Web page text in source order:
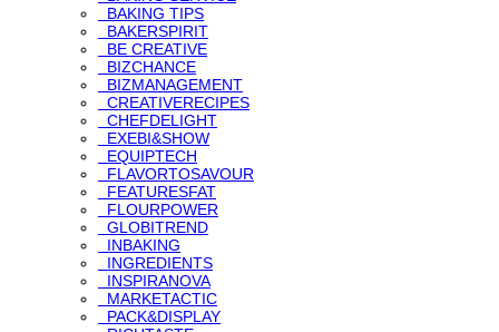
BAKING TIPS
BAKERSPIRIT
BE CREATIVE
BIZCHANCE
BIZMANAGEMENT
CREATIVERECIPES
CHEFDELIGHT
EXEBI&SHOW
EQUIPTECH
FLAVORTOSAVOUR
FEATURESFAT
FLOURPOWER
GLOBITREND
INBAKING
INGREDIENTS
INSPIRANOVA
MARKETACTIC
PACK&DISPLAY